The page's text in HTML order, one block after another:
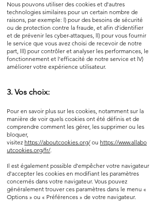
Nous pouvons utiliser des cookies et d'autres
technologies similaires pour un certain nombre de
raisons, par exemple: l) pour des besoins de sécurité
ou de protection contre la fraude, et afin d'identifier
et de prévenir les cyber-attaques, ll) pour vous fournir
le service que vous avez choisi de recevoir de notre
part, lll) pour contrôler et analyser les performances, le
fonctionnement et l'efficacité de notre service et lV)
améliorer votre expérience utilisateur.
3. Vos choix:
Pour en savoir plus sur les cookies, notamment sur la
manière de voir quels cookies ont été définis et de
comprendre comment les gérer, les supprimer ou les
bloquer,
visitez https://aboutcookies.org/ou https://www.allabo
utcookies.org/fr/.​
Il est également possible d'empêcher votre navigateur
d'accepter les cookies en modifiant les paramètres
concernés dans votre navigateur. Vous pouvez
généralement trouver ces paramètres dans le menu «
Options » ou « Préférences » de votre navigateur.